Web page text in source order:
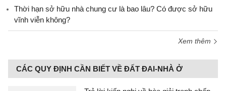
Thời hạn sở hữu nhà chung cư là bao lâu? Có được sở hữu
vĩnh viễn không?
Xem thêm
CÁC QUY ĐỊNH CẦN BIẾT VỀ ĐẤT ĐAI-NHÀ Ở